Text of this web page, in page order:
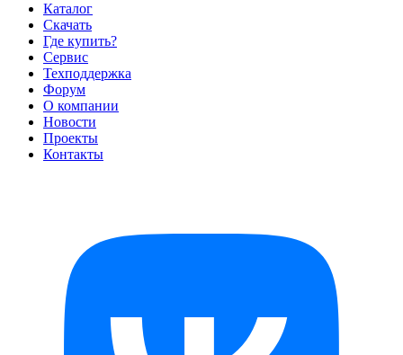
Каталог
Скачать
Где купить?
Сервис
Техподдержка
Форум
О компании
Новости
Проекты
Контакты